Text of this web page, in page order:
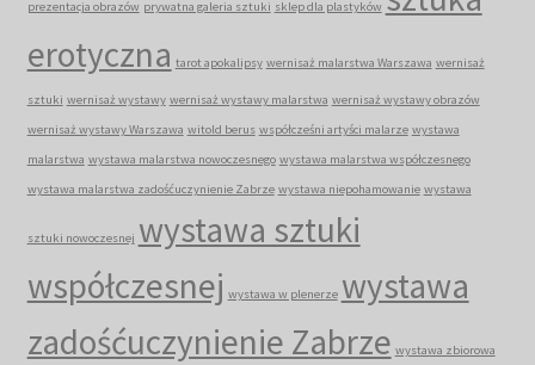
prezentacja obrazów prywatna galeria sztuki sklep dla plastyków
erotyczna tarot apokalipsy wernisaż malarstwa Warszawa wernisaż
sztuki wernisaż wystawy wernisaż wystawy malarstwa wernisaż wystawy obrazów
wernisaż wystawy Warszawa witold berus współcześni artyści malarze wystawa
malarstwa wystawa malarstwa nowoczesnego wystawa malarstwa współczesnego
wystawa malarstwa zadośćuczynienie Zabrze wystawa niepohamowanie wystawa
sztuki nowoczesnej wystawa sztuki
współczesnej wystawa w plenerze wystawa
zadośćuczynienie Zabrze wystawa zbiorowa